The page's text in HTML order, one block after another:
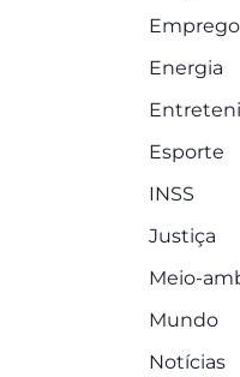
Emprego
Energia
Esporte
INSS
Justiça
Meio-
Mundo
Notícias